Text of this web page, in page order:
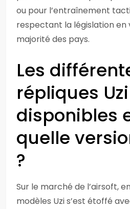
ou pour l’entraînement
respectant la législation en
majorité des pays.
Les
répliques Uzi
disponibles
quelle
?
Sur le marché de l’airsoft,
modèles Uzi s’est étoffé